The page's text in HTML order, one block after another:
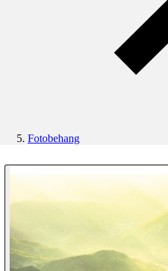
Fotobehang